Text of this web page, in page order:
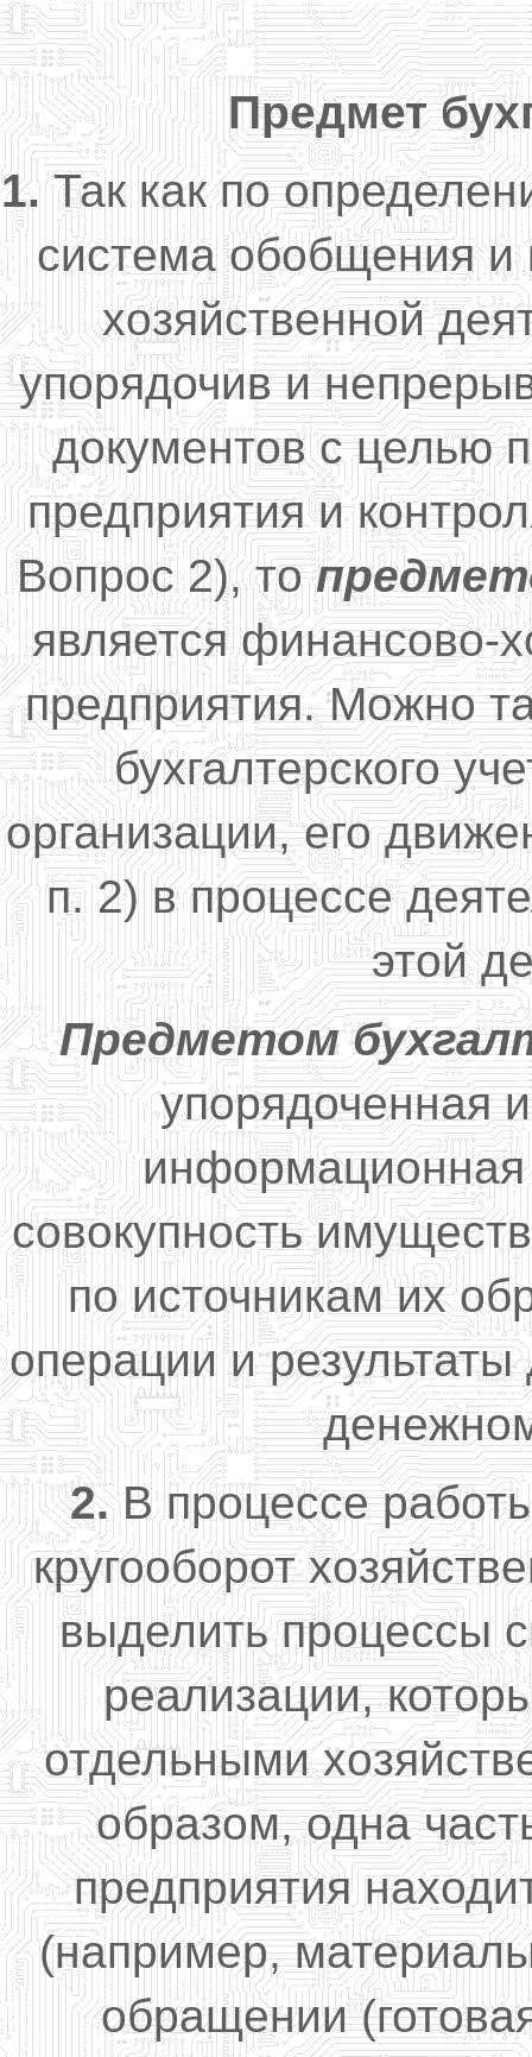
Предмет
1.Так как по
система обобщения
хозяйственной
упорядочив и
документов с целью
предприятия и
Вопрос 2), то
является финансово-
предприятия. Можно
бухгалтерского
организации, его
п. 2) в процессе
этой
Предметом
упорядоченная
совокупность
по источникам их
операции и
2.В процессе
кругооборот
выделить процессы
реализации,
отдельными
образом, одна
предприятия
(например,
обращении